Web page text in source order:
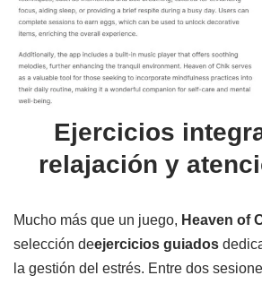
Ejercicios
relajación y
Mucho más que un juego, Heaven of
selección deejercicios guiados
la gestión del estrés. Entre dos